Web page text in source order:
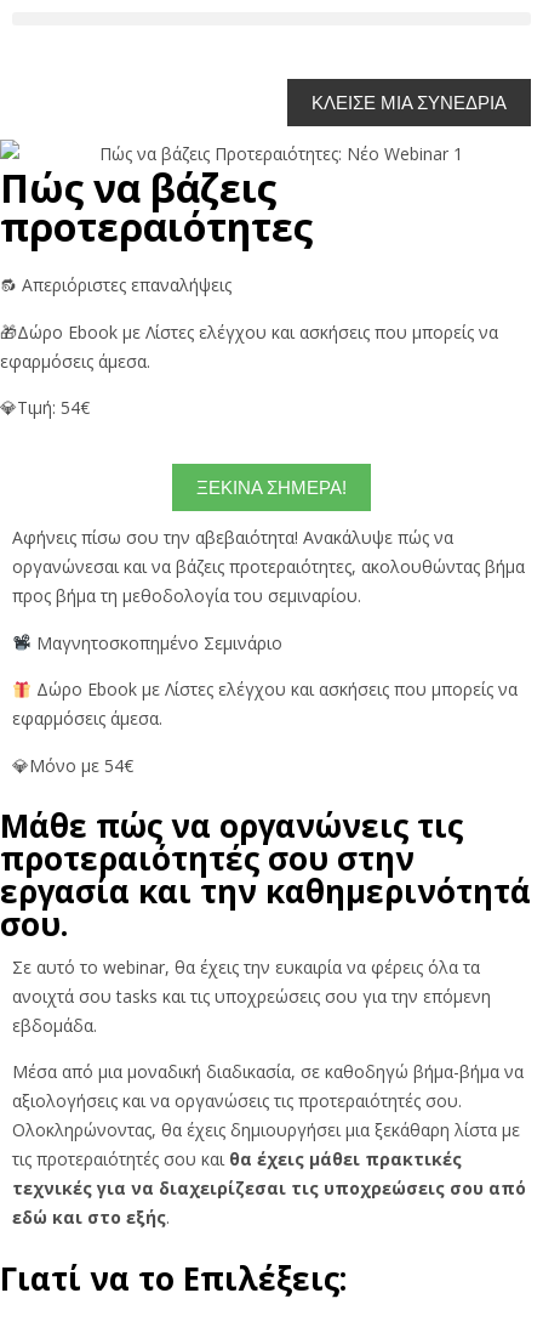
ΚΛΕΙΣΕ ΜΙΑ ΣΥΝΕΔΡΙΑ
Πώς να βάζεις
προτεραιότητες
🔂 Απεριόριστες επαναλήψεις
🎁Δώρο Ebook με Λίστες ελέγχου και ασκήσεις που μπορείς να
εφαρμόσεις άμεσα.
💎Τιμή: 54€
ΞΕΚΙΝΑ ΣΗΜΕΡΑ!
Αφήνεις πίσω σου την αβεβαιότητα! Ανακάλυψε πώς να
οργανώνεσαι και να βάζεις προτεραιότητες, ακολουθώντας βήμα
προς βήμα τη μεθοδολογία του σεμιναρίου.
Μαγνητοσκοπημένο Σεμινάριο
Δώρο Ebook με Λίστες ελέγχου και ασκήσεις που μπορείς να
εφαρμόσεις άμεσα.
💎Μόνο με 54€
Μάθε πώς να οργανώνεις τις
προτεραιότητές σου στην
εργασία και την καθημερινότητά
σου.
Σε αυτό το webinar, θα έχεις την ευκαιρία να φέρεις όλα τα
ανοιχτά σου tasks και τις υποχρεώσεις σου για την επόμενη
εβδομάδα.
Μέσα από μια μοναδική διαδικασία, σε καθοδηγώ βήμα-βήμα να
αξιολογήσεις και να οργανώσεις τις προτεραιότητές σου.
Ολοκληρώνοντας, θα έχεις δημιουργήσει μια ξεκάθαρη λίστα με
τις προτεραιότητές σου και θα έχεις μάθει πρακτικές
τεχνικές για να διαχειρίζεσαι τις υποχρεώσεις σου από
εδώ και στο εξής.
Γιατί να το Επιλέξεις: